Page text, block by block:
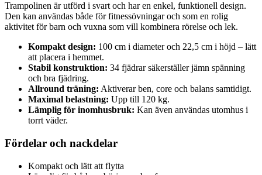
Trampolinen är utförd i svart och har en enkel, funktionell design.
Den kan användas både för fitnessövningar och som en rolig
aktivitet för barn och vuxna som vill kombinera rörelse och lek.
Kompakt design: 100 cm i diameter och 22,5 cm i höjd – lätt
att placera i hemmet.
Stabil konstruktion: 34 fjädrar säkerställer jämn spänning
och bra fjädring.
Allround träning: Aktiverar ben, core och balans samtidigt.
Maximal belastning: Upp till 120 kg.
Lämplig för inomhusbruk: Kan även användas utomhus i
torrt väder.
Fördelar och nackdelar
Kompakt och lätt att flytta